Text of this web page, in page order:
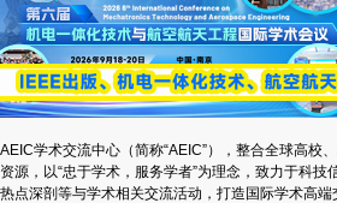
AEIC学术交流中心（简称“AEIC”），整合全球高校
资源，以“忠于学术，服务学者”为理念，致力于科
热点深剖等与学术相关交流活动，打造国际学术高端